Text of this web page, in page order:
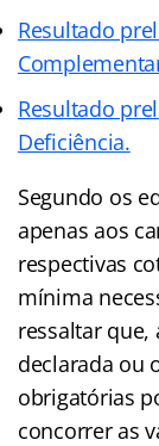
Resultado
Resultado
Deficiência.
Segundo os
apenas aos
respectivas
mínima
ressaltar que,
declarada ou
obrigatórias
concorrer as